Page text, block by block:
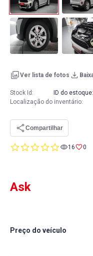
Ver lista de fotos
0.016 0
Ask
Preço do veículo
Stock Id: ID do estoque:
Localização do inventário:
Compartilhar